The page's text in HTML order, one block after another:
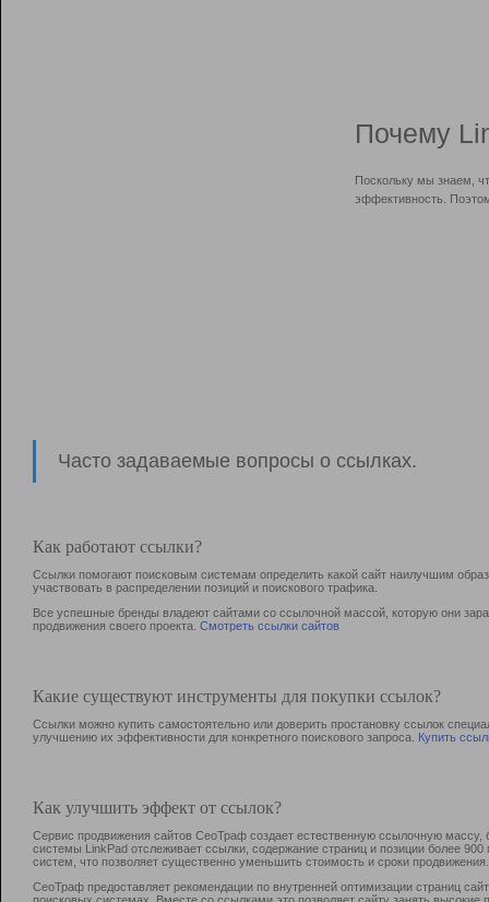
Почему
Поскольку мы знаем,
эффективность.
Часто задаваемые вопросы о ссылках.
Как работают ссылки?
Ссылки помогают поисковым системам определить какой сайт наилучшим
участвовать в раcпределении позиций и поискового трафика.
Все успешные бренды владеют сайтами со ссылочной массой, которую они
продвижения своего проекта. Смотреть ссылки сайтов
Какие существуют инструменты для покупки ссылок?
Ссылки можно купить самостоятельно или доверить простановку ссылок
улучшению их эффективности для конкретного поискового запроса. Купить
Как улучшить эффект от ссылок?
Сервис продвижения сайтов СеоТраф создает естественную ссылочную
системы LinkPad отслеживает ссылки, содержание страниц и позиции более
систем, что позволяет существенно уменьшить стоимость и сроки продвижения.
СеоТраф предоставляет рекомендации по внутренней оптимизации страниц